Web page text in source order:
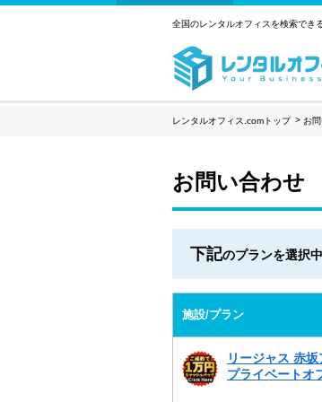
全国のレンタルオフィスを検索でき
レンタルオフィス.comトップ お
お問い合わせ
下記のプランを選択
施設/プラン
リージャス 赤
プライベートオ